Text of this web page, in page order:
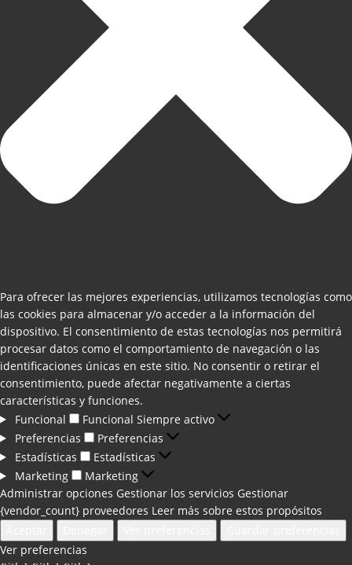
Para ofrecer las mejores experiencias, utilizamos tecnologías como
las cookies para almacenar y/o acceder a la información del
dispositivo. El consentimiento de estas tecnologías nos permitirá
procesar datos como el comportamiento de navegación o las
identificaciones únicas en este sitio. No consentir o retirar el
consentimiento, puede afectar negativamente a ciertas
características y funciones.
Funcional
Funcional Siempre activo
Preferencias
Preferencias
Estadísticas
Estadísticas
Marketing
Marketing
Administrar opciones Gestionar los servicios Gestionar
{vendor_count} proveedores Leer más sobre estos propósitos
Ver preferencias